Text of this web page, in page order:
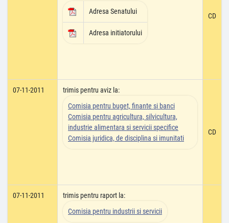
Adresa Senatului
Adresa initiatorului
CD
07-11-2011
trimis pentru aviz la:
Comisia pentru buget, finante si banci
Comisia pentru agricultura, silvicultura,
industrie alimentara si servicii specifice
Comisia juridica, de disciplina si imunitati
CD
07-11-2011
trimis pentru raport la:
Comisia pentru industrii si servicii